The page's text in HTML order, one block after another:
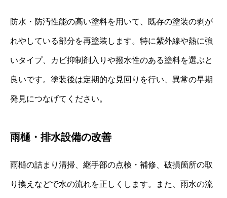
防水・防汚性能の高い塗料を用いて、既存の塗装の剥が
れやしている部分を再塗装します。特に紫外線や熱に強
いタイプ、カビ抑制剤入りや撥水性のある塗料を選ぶと
良いです。塗装後は定期的な見回りを行い、異常の早期
発見につなげてください。
雨樋・排水設備の改善
雨樋の詰まり清掃、継手部の点検・補修、破損箇所の取
り換えなどで水の流れを正しくします。また、雨水の流